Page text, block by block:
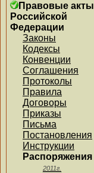
Правовые акты
Российской
Федерации
Законы
Кодексы
Конвенции
Соглашения
Протоколы
Правила
Договоры
Приказы
Письма
Постановления
Инструкции
Распоряжения
2011г.